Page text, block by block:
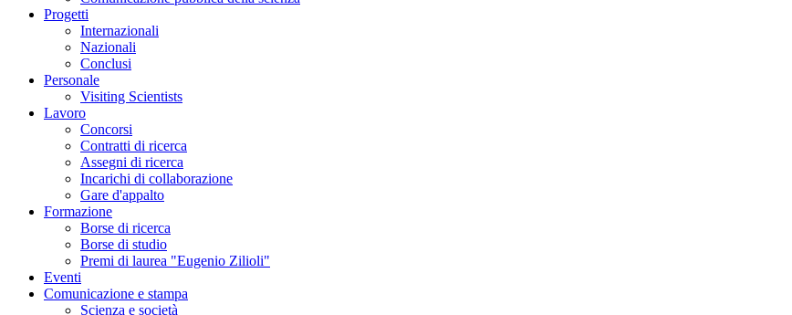
Progetti
Internazionali
Nazionali
Conclusi
Personale
Visiting Scientists
Lavoro
Concorsi
Contratti di ricerca
Assegni di ricerca
Incarichi di collaborazione
Gare d'appalto
Formazione
Borse di ricerca
Borse di studio
Premi di laurea "Eugenio Zilioli"
Eventi
Comunicazione e stampa
Scienza e società